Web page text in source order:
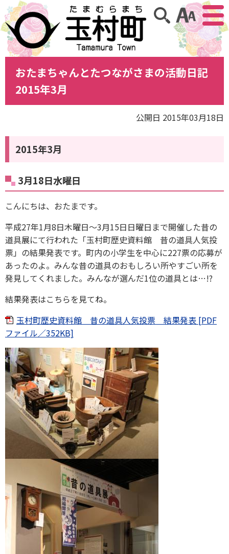
アクセ
サイト内検索
おたまちゃんとたつながさまの活動日記
2015年3月
公開日 2015年03月18日
2015年3月
3月18日水曜日
こんにちは、おたまです。
平成27年1月8日木曜日～3月15日日曜日まで開催した昔の
道具展にて行われた「玉村町歴史資料館 昔の道具人気投
票」の結果発表です。町内の小学生を中心に227票の応募が
あったのよ。みんな昔の道具のおもしろい所やすごい所を
発見してくれました。みんなが選んだ1位の道具とは…!?
結果発表はこちらを見てね。
玉村町歴史資料館 昔の道具人気投票 結果発表 [PDF
ファイル／352KB]